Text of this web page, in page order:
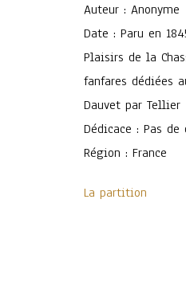
Auteur : Anonyme
Date : Paru en
Plaisirs de la
fanfares dédiées
Dauvet par Tellier
Dédicace : Pas de
Région : France
La partition